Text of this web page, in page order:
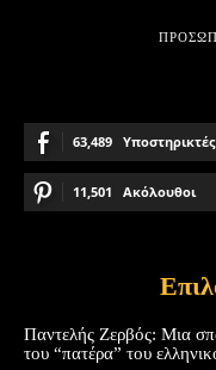
63,489 Υποστηρικτές
11,501 Ακόλουθοι
Παντελής Ζερβός: Μια
του “πατέρα” του